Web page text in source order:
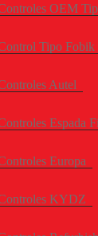
OEM
Tipo Fobik
Autel
Espada
Europa
KYDZ